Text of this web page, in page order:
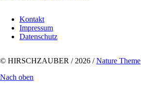
überspringen
Kontakt
Impressum
Datenschutz
© HIRSCHZAUBER / 2026 /Nature Theme
Nach oben